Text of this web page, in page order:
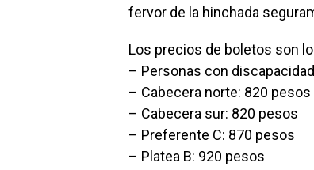
fervor de la hinchada
Los precios de boletos son
– Personas con
– Cabecera norte: 820 pesos
– Cabecera sur: 820 pesos
– Preferente C: 870 pesos
– Platea B: 920 pesos